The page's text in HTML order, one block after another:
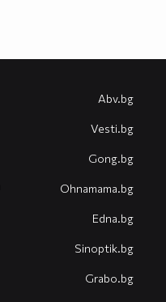
Abv.bg
Vesti.bg
Gong.bg
Оhnamama.bg
Edna.bg
Sinoptik.bg
Grabo.bg